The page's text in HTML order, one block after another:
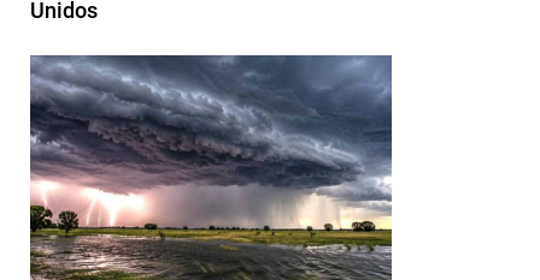
Unidos